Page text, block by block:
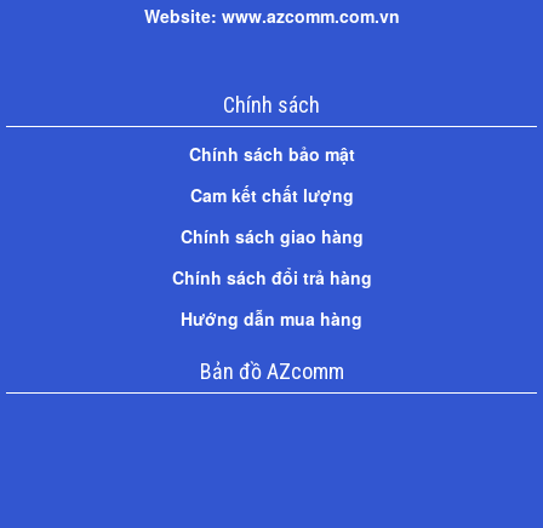
Website: www.azcomm.com.vn
Chính sách
Chính sách bảo mật
Cam kết chất lượng
Chính sách giao hàng
Chính sách đổi trả hàng
Hướng dẫn mua hàng
Bản đồ AZcomm